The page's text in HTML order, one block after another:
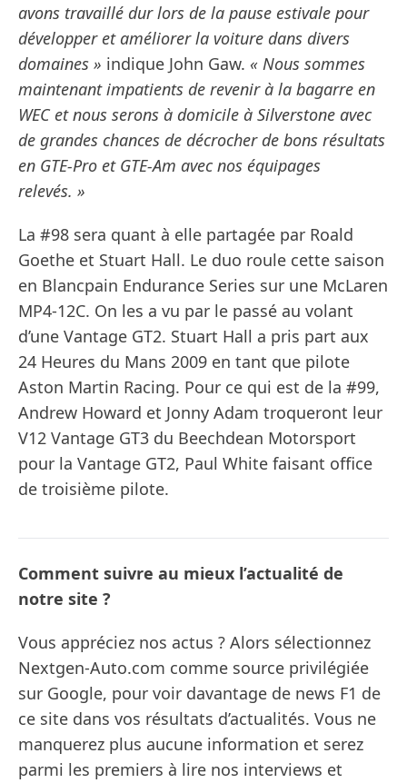
avons travaillé dur lors de la pause estivale pour
développer et améliorer la voiture dans divers
domaines » indique John Gaw. « Nous sommes
maintenant impatients de revenir à la bagarre en
WEC et nous serons à domicile à Silverstone avec
de grandes chances de décrocher de bons résultats
en GTE-Pro et GTE-Am avec nos équipages
relevés. »
La #98 sera quant à elle partagée par Roald
Goethe et Stuart Hall. Le duo roule cette saison
en Blancpain Endurance Series sur une McLaren
MP4-12C. On les a vu par le passé au volant
d’une Vantage GT2. Stuart Hall a pris part aux
24 Heures du Mans 2009 en tant que pilote
Aston Martin Racing. Pour ce qui est de la #99,
Andrew Howard et Jonny Adam troqueront leur
V12 Vantage GT3 du Beechdean Motorsport
pour la Vantage GT2, Paul White faisant office
de troisième pilote.
Comment suivre au mieux l’actualité de
notre site ?
Vous appréciez nos actus ? Alors sélectionnez
Nextgen-Auto.com comme source privilégiée
sur Google, pour voir davantage de news F1 de
ce site dans vos résultats d’actualités. Vous ne
manquerez plus aucune information et serez
parmi les premiers à lire nos interviews et